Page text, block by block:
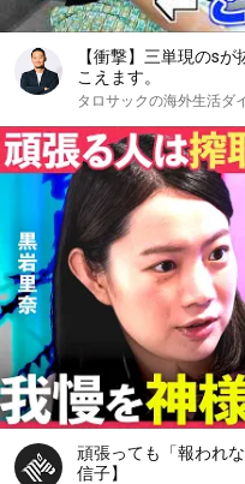
【衝撃】三単現のs
こえます。
タロサックの海外生活ダ
頑張っても「報われ
信子】